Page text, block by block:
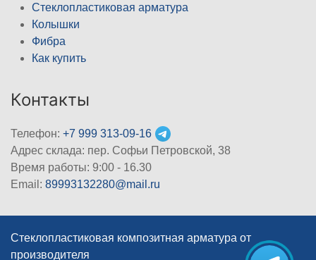
Стеклопластиковая арматура
Колышки
Фибра
Как купить
Контакты
Телефон: +7 999 313-09-16
Адрес склада: пер. Софьи Петровской, 38
Время работы: 9:00 - 16.30
Email: 89993132280@mail.ru
Стеклопластиковая композитная арматура от
производителя